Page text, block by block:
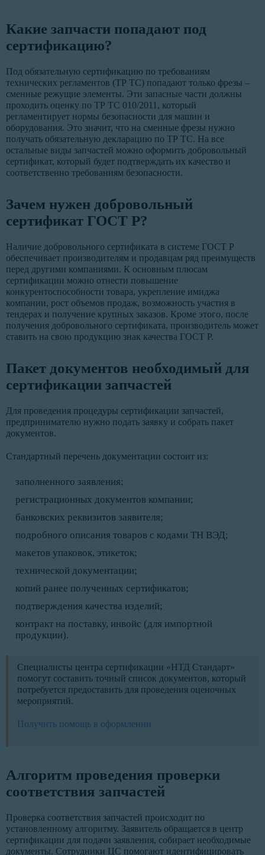
Какие запчасти попадают под
сертификацию?
Под обязательную сертификацию по требованиям
технических регламентов (ТР ТС) попадают только фрезы –
сменные режущие элементы. Эти запасные части должны
проходить оценку по ТР ТС 010/2011, который
регламентирует нормы безопасности для машин и
оборудования. Это значит, что на сменные фрезы нужно
получать обязательную декларацию по ТР ТС. На все
остальные виды запчастей можно оформить добровольный
сертификат, который будет подтверждать их качество и
соответственно требованиям безопасности.
Зачем нужен добровольный
сертификат ГОСТ Р?
Наличие добровольного сертификата в системе ГОСТ Р
обеспечивает производителям и продавцам ряд преимуществ
перед другими компаниями. К основным плюсам
сертификации можно отнести повышение
конкурентоспособности товара, укрепление имиджа
компании, рост объемов продаж, возможность участия в
тендерах и получение крупных заказов. Кроме этого, после
получения добровольного сертификата, производитель может
ставить на свою продукцию знак качества ГОСТ Р.
Пакет документов необходимый для
сертификации запчастей
Для проведения процедуры сертификации запчастей,
предпринимателю нужно подать заявку и собрать пакет
документов.
Стандартный перечень документации состоит из:
заполненного заявления;
регистрационных документов компании;
банковских реквизитов заявителя;
подробного описания товаров с кодами ТН ВЭД;
макетов упаковок, этикеток;
технической документации;
копий ранее полученных сертификатов;
подтверждения качества изделий;
контракт на поставку, инвойс (для импортной
продукции).
Специалисты центра сертификации «НТД Стандарт»
помогут составить точный список документов, который
потребуется предоставить для проведения оценочных
мероприятий.
Получить помощь в оформлении
Алгоритм проведения проверки
соответствия запчастей
Проверка соответствия запчастей происходит по
установленному алгоритму. Заявитель обращается в центр
сертификации для подачи заявления, собирает необходимые
документы. Сотрудники ЦС помогают идентифицировать